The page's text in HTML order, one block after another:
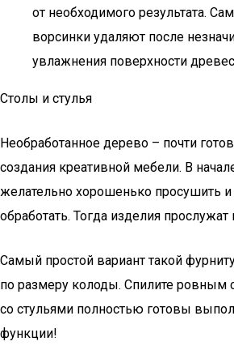
от необходимого результата.
ворсинки удаляют после
увлажнения поверхности
Столы и стулья
Необработанное дерево – почти
создания креативной мебели. В
желательно хорошенько просушить и
обработать. Тогда изделия
Самый простой вариант такой
по размеру колоды. Спилите ровным
со стульями полностью готовы
функции!